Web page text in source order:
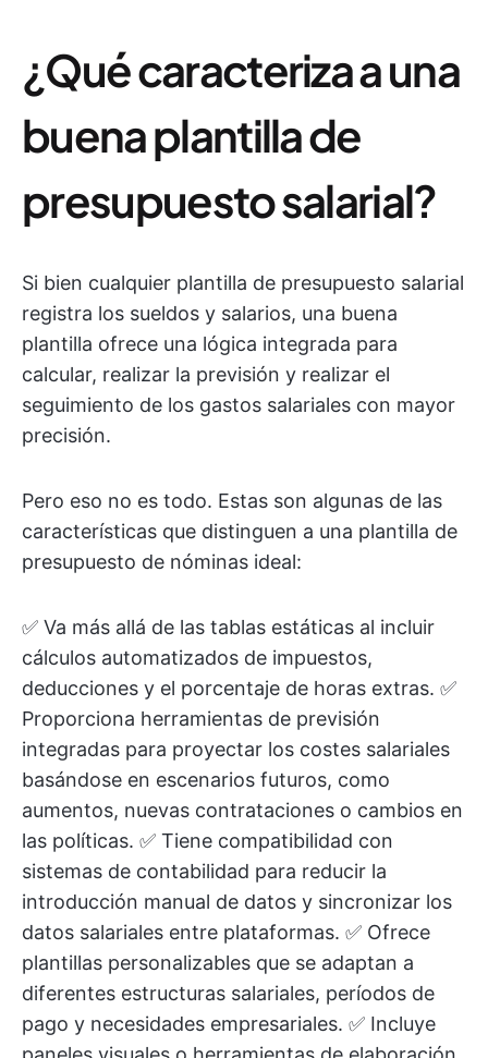
¿Qué caracteriza a una
buena plantilla de
presupuesto salarial?
Si bien cualquier plantilla de presupuesto salarial
registra los sueldos y salarios, una buena
plantilla ofrece una lógica integrada para
calcular, realizar la previsión y realizar el
seguimiento de los gastos salariales con mayor
precisión.
Pero eso no es todo. Estas son algunas de las
características que distinguen a una plantilla de
presupuesto de nóminas ideal:
✅ Va más allá de las tablas estáticas al incluir
cálculos automatizados de impuestos,
deducciones y el porcentaje de horas extras. ✅
Proporciona herramientas de previsión
integradas para proyectar los costes salariales
basándose en escenarios futuros, como
aumentos, nuevas contrataciones o cambios en
las políticas. ✅ Tiene compatibilidad con
sistemas de contabilidad para reducir la
introducción manual de datos y sincronizar los
datos salariales entre plataformas. ✅ Ofrece
plantillas personalizables que se adaptan a
diferentes estructuras salariales, períodos de
pago y necesidades empresariales. ✅ Incluye